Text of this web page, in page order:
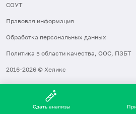
СОУТ
Правовая информация
Обработка персональных данных
Политика в области качества, ООС, ПЗБТ
2016-2026 © Хеликс
Сдать анализы